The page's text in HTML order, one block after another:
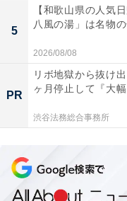
次ページ
5
【和歌山県の人気
八風の湯」は名物
2026/08/08
PR
リボ地獄から抜け
ヶ月停止して『大
渋谷法務総合事務所